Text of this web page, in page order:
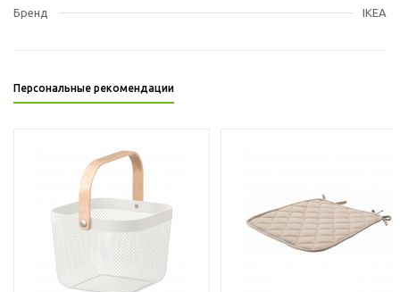
Бренд IKEA
Персональные рекомендации